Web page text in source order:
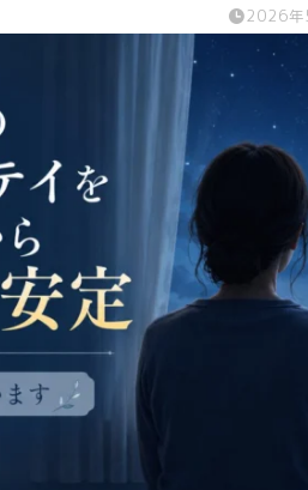
2026